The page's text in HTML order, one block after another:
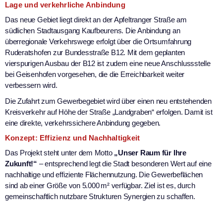
Lage und verkehrliche Anbindung
Das neue Gebiet liegt direkt an der Apfeltranger Straße am
südlichen Stadtausgang Kaufbeurens. Die Anbindung an
überregionale Verkehrswege erfolgt über die Ortsumfahrung
Ruderatshofen zur Bundesstraße B12. Mit dem geplanten
vierspurigen Ausbau der B12 ist zudem eine neue Anschlussstelle
bei Geisenhofen vorgesehen, die die Erreichbarkeit weiter
verbessern wird.
Die Zufahrt zum Gewerbegebiet wird über einen neu entstehenden
Kreisverkehr auf Höhe der Straße „Landgraben“ erfolgen. Damit ist
eine direkte, verkehrssichere Anbindung gegeben.
Konzept: Effizienz und Nachhaltigkeit
Das Projekt steht unter dem Motto „Unser Raum für Ihre
Zukunft!“ – entsprechend legt die Stadt besonderen Wert auf eine
nachhaltige und effiziente Flächennutzung. Die Gewerbeflächen
sind ab einer Größe von 5.000 m² verfügbar. Ziel ist es, durch
gemeinschaftlich nutzbare Strukturen Synergien zu schaffen.